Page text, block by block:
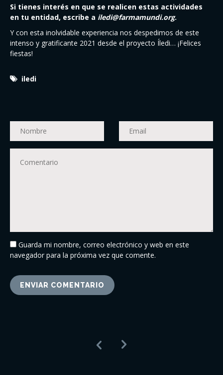
Si tienes interés en que se realicen estas actividades
en tu entidad, escribe a iledi@farmamundi.org.
Y con esta inolvidable experiencia nos despedimos de este
intenso y gratificante 2021 desde el proyecto Íledi… ¡Felices
fiestas!
iledi
Guarda mi nombre, correo electrónico y web en este
navegador para la próxima vez que comente.